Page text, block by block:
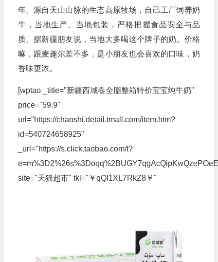
年。源自天山山脉的生态高原牧场，自己工厂饲养奶
牛，当地生产、当地包装，严格把握食品安全与品
质。据新疆朋友说，当地大多喝这个牌子的奶。价格
嘛，跟麦趣尔差不多，是小朋友也会喜欢的口味，奶
香味更浓。
[wptao _title="新疆西域春全脂整箱特价宝宝纯牛奶"
price="59.9"
url="https://chaoshi.detail.tmall.com/item.htm?
id=540724658925"
_url="https://s.click.taobao.com/t?
site="天猫超市" tkl="￥qQl1XL7RkZ8￥"